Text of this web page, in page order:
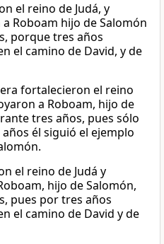
el reino de Judá, y
Roboam hijo de Salomón
porque tres años
el camino de David, y de
fortalecieron el reino
a Roboam, hijo de
tres años, pues sólo
él siguió el ejemplo
el reino de Judá y
hijo de Salomón,
pues por tres años
el camino de David y de